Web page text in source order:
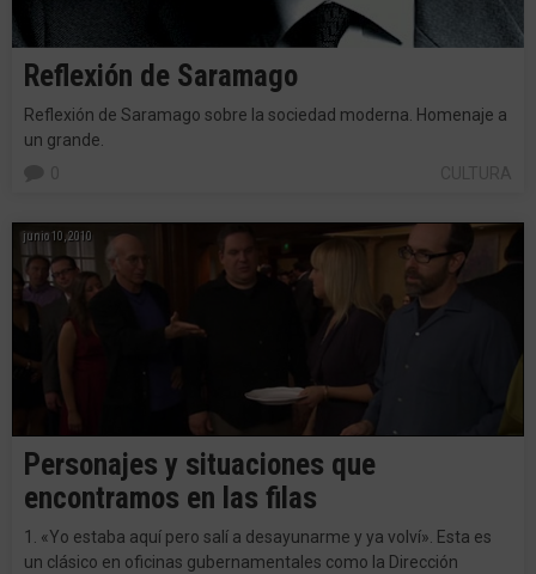
Reflexión de Saramago
Reflexión de Saramago sobre la sociedad moderna. Homenaje a
un grande.
junio 10, 2010
Personajes y situaciones que
encontramos en las filas
1. «Yo estaba aquí pero salí a desayunarme y ya volví». Esta es
un clásico en oficinas gubernamentales como la Dirección